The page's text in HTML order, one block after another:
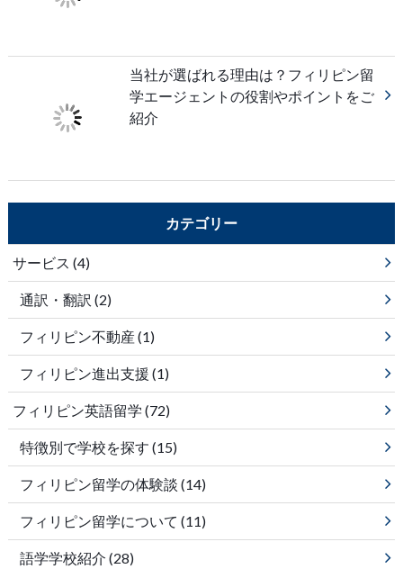
当社が選ばれる理由は？フィリピン留
学エージェントの役割やポイントをご
紹介
カテゴリー
サービス (4)
通訳・翻訳 (2)
フィリピン不動産(1)
フィリピン進出支援 (1)
フィリピン英語留学 (72)
特徴別で学校を探す (15)
フィリピン留学の体験談 (14)
フィリピン留学について (11)
語学学校紹介 (28)